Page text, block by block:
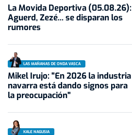
La Movida Deportiva (05.08.26):
Aguerd, Zezé... se disparan los
rumores
LAS MAÑANAS DE ONDA VASCA
Mikel Irujo: "En 2026 la industria
navarra está dando signos para
la preocupación"
KALE NAGUSIA